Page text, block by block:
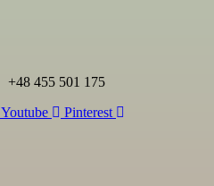
+48 455 501 175
Youtube Pinterest